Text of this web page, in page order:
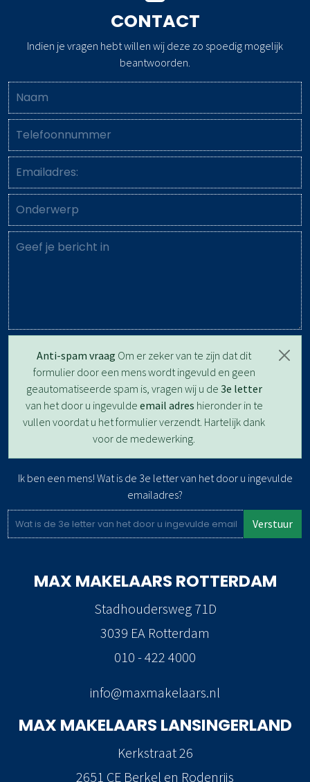
CONTACT
Indien je vragen hebt willen wij deze zo spoedig mogelijk
beantwoorden.
Anti-spam vraag Om er zeker van te zijn dat dit
formulier door een mens wordt ingevuld en geen
geautomatiseerde spam is, vragen wij u de 3e letter
van het door u ingevulde email adres hieronder in te
vullen voordat u het formulier verzendt. Hartelijk dank
voor de medewerking.
Ik ben een mens! Wat is de 3e letter van het door u ingevulde
emailadres?
Verstuur
MAX MAKELAARS ROTTERDAM
Stadhoudersweg 71D
3039 EA Rotterdam
010 - 422 4000
info@maxmakelaars.nl
MAX MAKELAARS LANSINGERLAND
Kerkstraat 26
2651 CE Berkel en Rodenrijs